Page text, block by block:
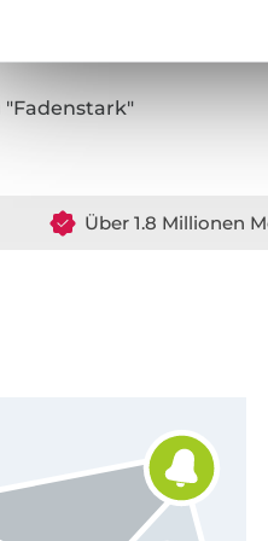
"Fadenstark"
Über 1.8 Millionen